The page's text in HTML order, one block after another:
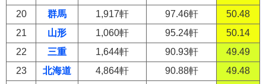
20 群馬 1,917軒 97.46軒
50.48
21
山形 1,060軒 95.24軒
50.14
22
三重 1,644軒 90.93軒
49.49
23
北海道 4,864軒 90.88軒
49.48